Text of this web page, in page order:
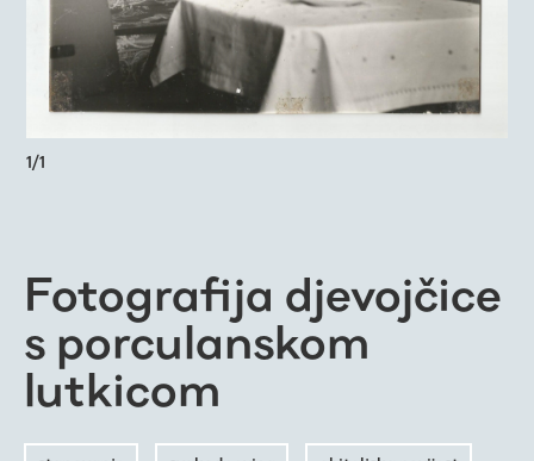
1/1
Fotografija djevojčice
s porculanskom
lutkicom